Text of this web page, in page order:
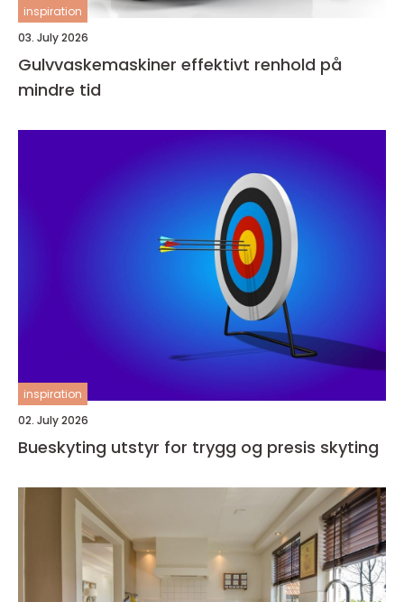
inspiration
03. July 2026
Gulvvaskemaskiner effektivt renhold på
mindre tid
inspiration
02. July 2026
Bueskyting utstyr for trygg og presis skyting